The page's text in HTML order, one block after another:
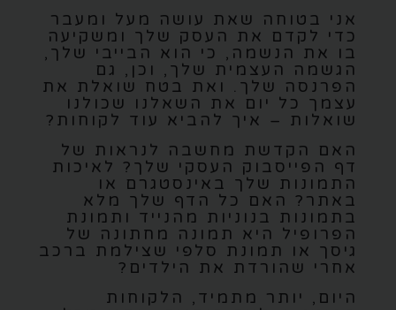
אני בטוחה שאת עושה מעל ומעבר
כדי לקדם את העסק שלך ומשקיעה
בו את הנשמה, כי הוא הבייבי שלך,
הגשמה העצמית שלך, וכן, גם
הפרנסה שלך. ואת בטח שואלת את
עצמך כל יום את השאלנו שכולנו
שואלות – איך להביא עוד לקוחות?
האם הקדשת מחשבה לנראות של
דף הפייסבוק העסקי שלך? לאיכות
התמונות שלך באינסטגרם או
באתר? האם כל הדף שלך מלא
בתמונות בנוניות מהנייד ותמונת
הפרופיל היא תמונה מחתונה של
גיסך או תמונת סלפי שצילמת ברכב
אחרי שהורדת את הילדים?
היום, יותר מתמיד, הלקוחות